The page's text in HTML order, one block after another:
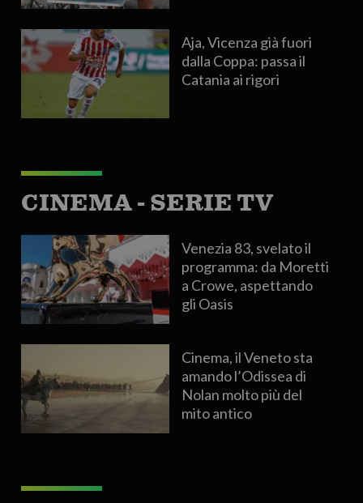
Aja, Vicenza già fuori
dalla Coppa: passa il
Catania ai rigori
CINEMA - SERIE TV
Venezia 83, svelato il
programma: da Moretti
a Crowe, aspettando
gli Oasis
Cinema, il Veneto sta
amando l’Odissea di
Nolan molto più del
mito antico